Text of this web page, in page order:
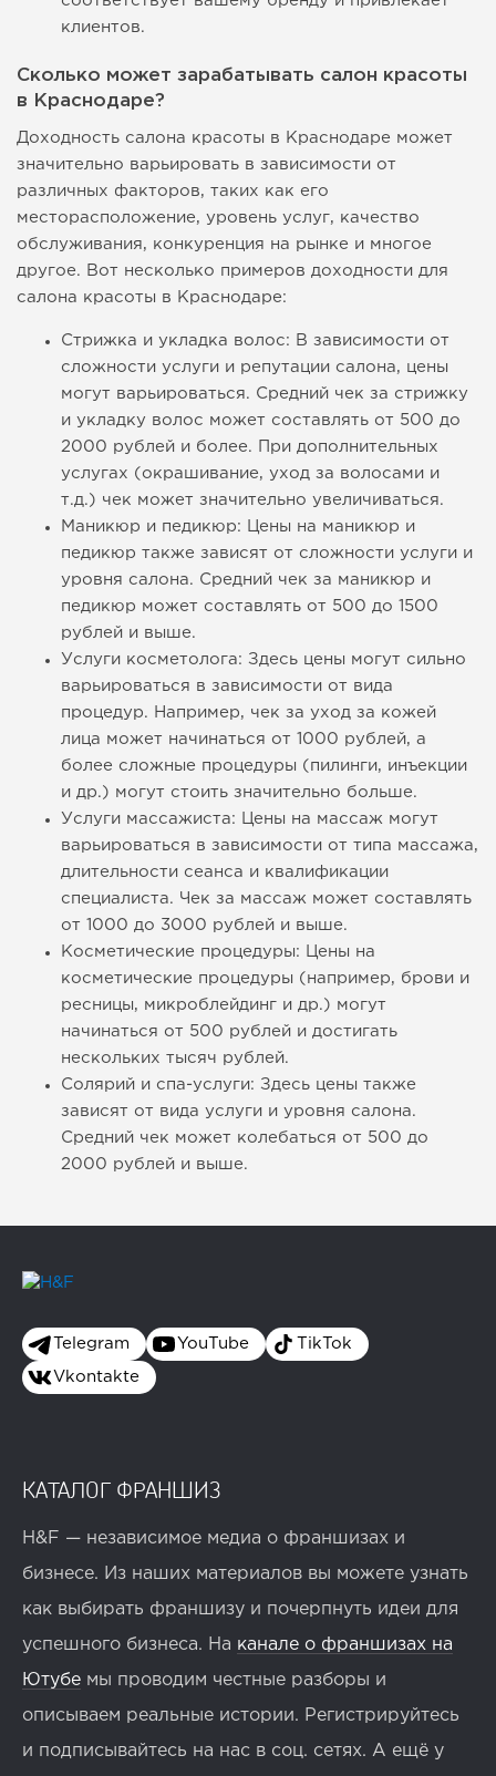
клиентов.
Сколько может зарабатывать салон красоты
в Краснодаре?
Доходность салона красоты в Краснодаре может
значительно варьировать в зависимости от
различных факторов, таких как его
месторасположение, уровень услуг, качество
обслуживания, конкуренция на рынке и многое
другое. Вот несколько примеров доходности для
салона красоты в Краснодаре:
Стрижка и укладка волос: В зависимости от
сложности услуги и репутации салона, цены
могут варьироваться. Средний чек за стрижку
и укладку волос может составлять от 500 до
2000 рублей и более. При дополнительных
услугах (окрашивание, уход за волосами и
т.д.) чек может значительно увеличиваться.
Маникюр и педикюр: Цены на маникюр и
педикюр также зависят от сложности услуги и
уровня салона. Средний чек за маникюр и
педикюр может составлять от 500 до 1500
рублей и выше.
Услуги косметолога: Здесь цены могут сильно
варьироваться в зависимости от вида
процедур. Например, чек за уход за кожей
лица может начинаться от 1000 рублей, а
более сложные процедуры (пилинги, инъекции
и др.) могут стоить значительно больше.
Услуги массажиста: Цены на массаж могут
варьироваться в зависимости от типа массажа,
длительности сеанса и квалификации
специалиста. Чек за массаж может составлять
от 1000 до 3000 рублей и выше.
Косметические процедуры: Цены на
косметические процедуры (например, брови и
ресницы, микроблейдинг и др.) могут
начинаться от 500 рублей и достигать
нескольких тысяч рублей.
Солярий и спа-услуги: Здесь цены также
зависят от вида услуги и уровня салона.
Средний чек может колебаться от 500 до
2000 рублей и выше.
Telegram YouTube TikTok
Vkontakte
КАТАЛОГ ФРАНШИЗ
H&F — независимое медиа о франшизах и
бизнесе. Из наших материалов вы можете узнать
как выбирать франшизу и почерпнуть идеи для
успешного бизнеса. На канале о франшизах на
Ютубе мы проводим честные разборы и
описываем реальные истории. Регистрируйтесь
и подписывайтесь на нас в соц. сетях. А ещё у